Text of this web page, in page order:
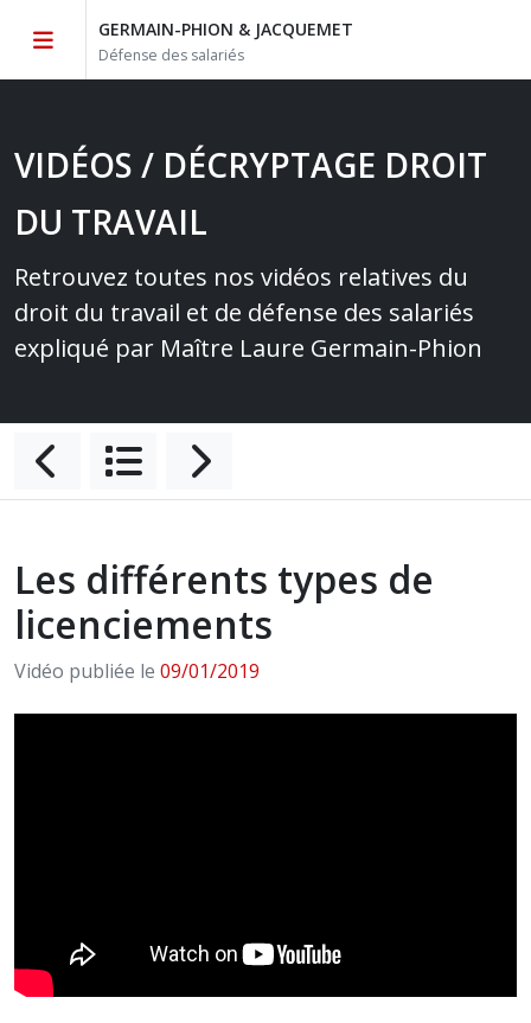
GERMAIN-PHION & JACQUEMET
Défense des salariés
VIDÉOS / DÉCRYPTAGE DROIT
DU TRAVAIL
Retrouvez toutes nos vidéos relatives du
droit du travail et de défense des salariés
expliqué par Maître Laure Germain-Phion
Les différents types de
licenciements
Vidéo publiée le 09/01/2019